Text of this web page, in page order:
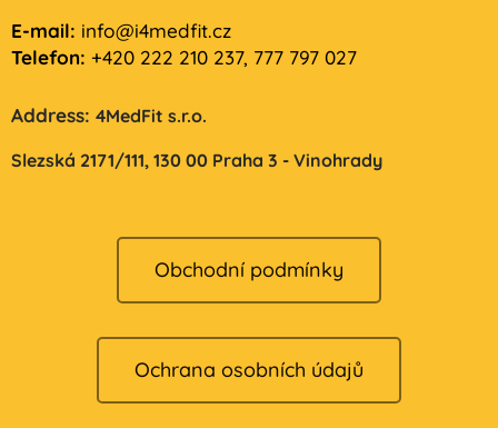
E-mail: info@i4medfit.cz
Telefon: +420 222 210 237, 777 797 027
Address: 4MedFit s.r.o.
Slezská 2171/111, 130 00 Praha 3 - Vinohrady
Obchodní podmínky
Ochrana osobních údajů